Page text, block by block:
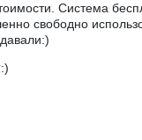
Система
свободно